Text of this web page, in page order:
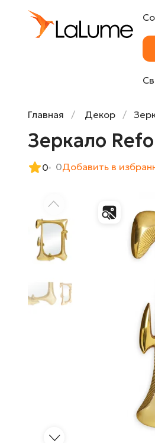
Главная Декор
Зеркало
0 0Добавить в
Зеркало Reform